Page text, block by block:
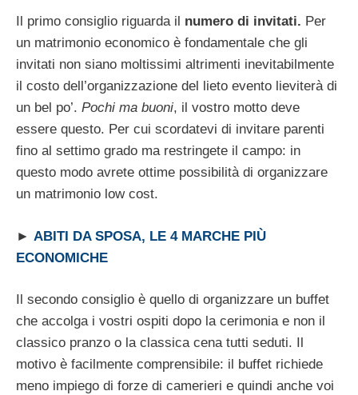
Il primo consiglio riguarda il numero di invitati. Per
un matrimonio economico è fondamentale che gli
invitati non siano moltissimi altrimenti inevitabilmente
il costo dell’organizzazione del lieto evento lieviterà di
un bel po’. Pochi ma buoni, il vostro motto deve
essere questo. Per cui scordatevi di invitare parenti
fino al settimo grado ma restringete il campo: in
questo modo avrete ottime possibilità di organizzare
un matrimonio low cost.
► ABITI DA SPOSA, LE 4 MARCHE PIÙ
ECONOMICHE
Il secondo consiglio è quello di organizzare un buffet
che accolga i vostri ospiti dopo la cerimonia e non il
classico pranzo o la classica cena tutti seduti. Il
motivo è facilmente comprensibile: il buffet richiede
meno impiego di forze di camerieri e quindi anche voi